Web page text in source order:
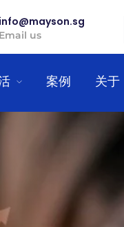
info@mayson.sg
Email us
案例 关于